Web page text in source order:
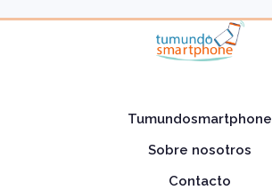
Tumundosmartphone
Sobre nosotros
Contacto